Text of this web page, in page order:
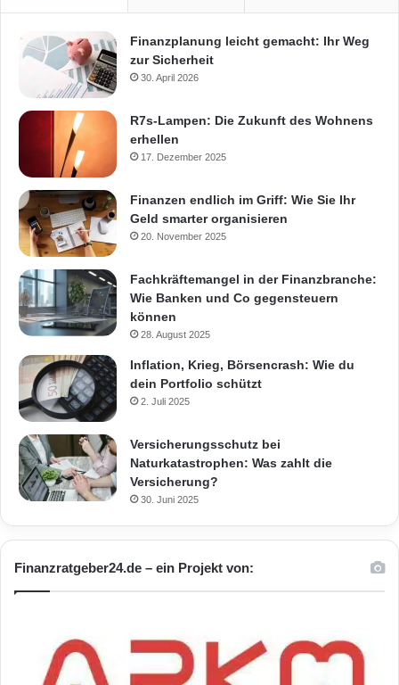
Finanzplanung leicht gemacht: Ihr Weg
zur Sicherheit
30. April 2026
R7s-Lampen: Die Zukunft des Wohnens
erhellen
17. Dezember 2025
Finanzen endlich im Griff: Wie Sie Ihr
Geld smarter organisieren
20. November 2025
Fachkräftemangel in der Finanzbranche:
Wie Banken und Co gegensteuern
können
28. August 2025
Inflation, Krieg, Börsencrash: Wie du
dein Portfolio schützt
2. Juli 2025
Versicherungsschutz bei
Naturkatastrophen: Was zahlt die
Versicherung?
30. Juni 2025
Finanzratgeber24.de – ein Projekt von: